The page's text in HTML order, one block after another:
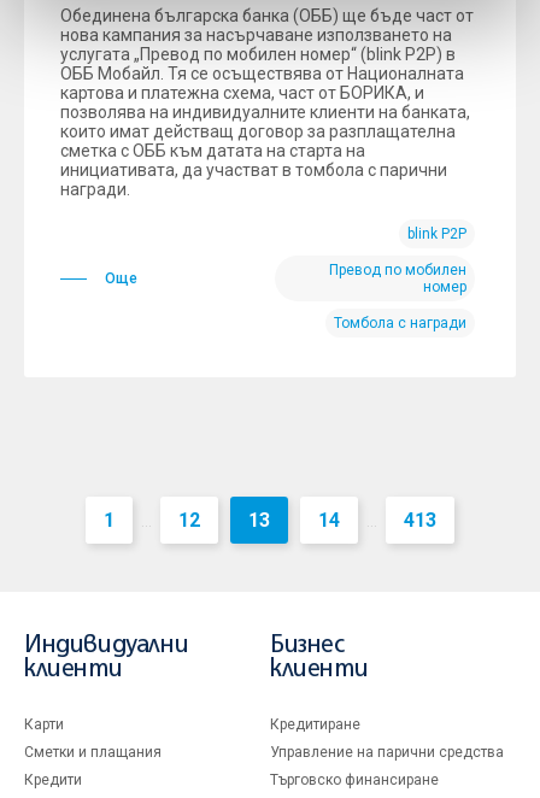
Обединена българска банка (ОББ) ще бъде част от
нова кампания за насърчаване използването на
услугата „Превод по мобилен номер“ (blink P2P) в
ОББ Мобайл. Тя се осъществява от Националната
картова и платежна схема, част от БОРИКА, и
позволява на индивидуалните клиенти на банката,
които имат действащ договор за разплащателна
сметка с ОББ към датата на старта на
инициативата, да участват в томбола с парични
награди.
Още
blink P2P
Превод по мобилен
номер
Томбола с награди
1 ... 12 13 14 ... 413
Индивидуални
клиенти
Карти
Сметки и плащания
Кредити
Бизнес
клиенти
Кредитиране
Управление на парични средства
Търговско финансиране